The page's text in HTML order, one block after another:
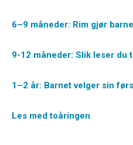
6–9 måneder: Rim gjør
9-12 måneder: Slik leser du
1–2 år: Barnet velger sin
Les med toåringen